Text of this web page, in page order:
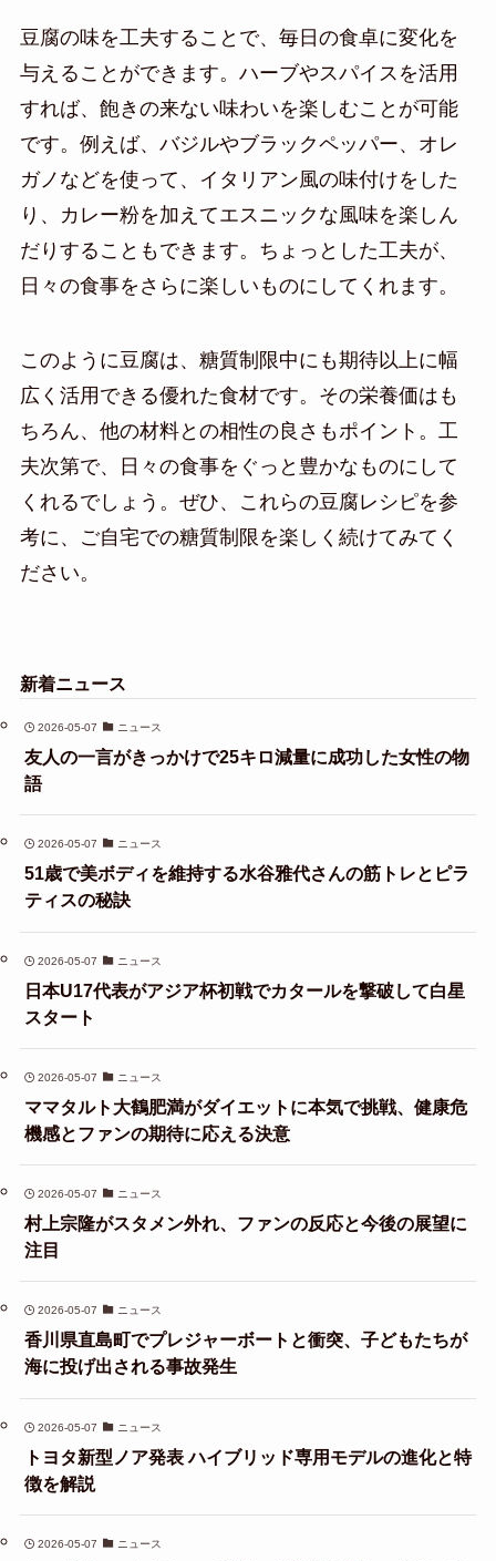
豆腐の味を工夫することで、毎日の食卓に変化を
与えることができます。ハーブやスパイスを活用
すれば、飽きの来ない味わいを楽しむことが可能
です。例えば、バジルやブラックペッパー、オレ
ガノなどを使って、イタリアン風の味付けをした
り、カレー粉を加えてエスニックな風味を楽しん
だりすることもできます。ちょっとした工夫が、
日々の食事をさらに楽しいものにしてくれます。
このように豆腐は、糖質制限中にも期待以上に幅
広く活用できる優れた食材です。その栄養価はも
ちろん、他の材料との相性の良さもポイント。工
夫次第で、日々の食事をぐっと豊かなものにして
くれるでしょう。ぜひ、これらの豆腐レシピを参
考に、ご自宅での糖質制限を楽しく続けてみてく
ださい。
新着ニュース
2026-05-07 ニュース
友人の一言がきっかけで25キロ減量に成功した女性の物
語
2026-05-07 ニュース
51歳で美ボディを維持する水谷雅代さんの筋トレとピラ
ティスの秘訣
2026-05-07 ニュース
日本U17代表がアジア杯初戦でカタールを撃破して白星
スタート
2026-05-07 ニュース
ママタルト大鶴肥満がダイエットに本気で挑戦、健康危
機感とファンの期待に応える決意
2026-05-07 ニュース
村上宗隆がスタメン外れ、ファンの反応と今後の展望に
注目
2026-05-07 ニュース
香川県直島町でプレジャーボートと衝突、子どもたちが
海に投げ出される事故発生
2026-05-07 ニュース
トヨタ新型ノア発表 ハイブリッド専用モデルの進化と特
徴を解説
2026-05-07 ニュース